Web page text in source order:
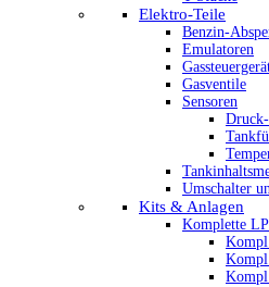
Elektro-Teile
Benzin-
Emulatoren
Gasventile
Sensoren
Umschalter
Kits & Anlagen
Komplette